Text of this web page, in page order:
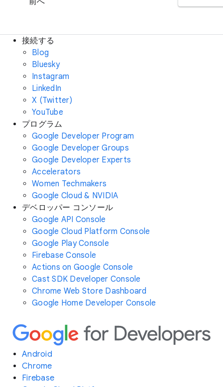
接続する
Blog
Bluesky
Instagram
LinkedIn
X (Twitter)
YouTube
プログラム
Google Developer Program
Google Developer Groups
Google Developer Experts
Accelerators
Women Techmakers
Google Cloud & NVIDIA
デベロッパー コンソール
Google API Console
Google Cloud Platform Console
Google Play Console
Firebase Console
Actions on Google Console
Cast SDK Developer Console
Chrome Web Store Dashboard
Google Home Developer Console
Android
Chrome
Firebase